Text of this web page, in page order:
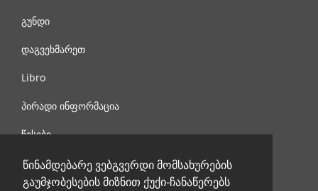
წინამდებარე ვებგვერდი მომსახურების
გაუმჯობესების მიზნით ქუქი-ჩანაწერებს
გუნდი
დაგვეხმარეთ
Libro
პირადი ინფორმაცია
წესები
დაგვიკავშირდით